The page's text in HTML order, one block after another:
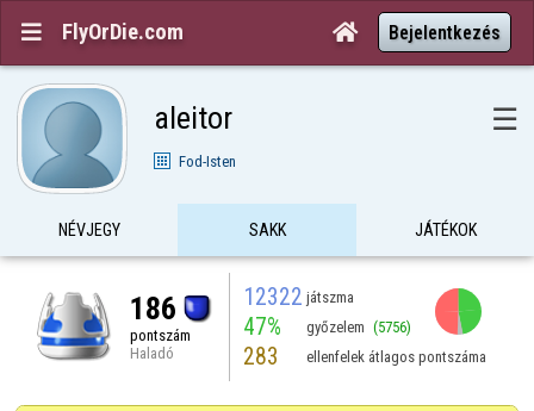
 FlyOrDie.com  Bejelentkezés
aleitor ☰
Fod-Isten
NÉVJEGY SAKK JÁTÉKOK
186
pontszám
Haladó
12322 játszma
47% győzelem (5756)
283 ellenfelek átlagos pontszáma